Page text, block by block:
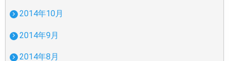
2014年10月
2014年9月
2014年8月